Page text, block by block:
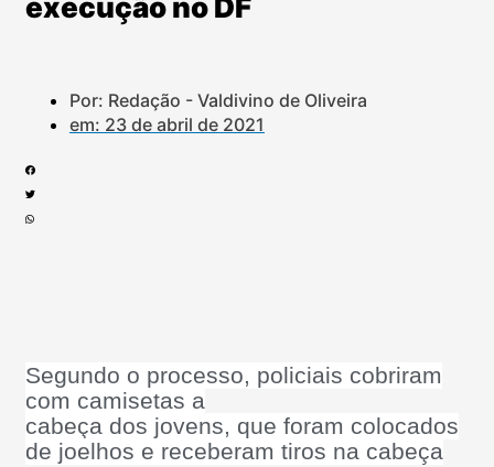
execução no DF
Por: Redação - Valdivino de Oliveira
em: 23 de abril de 2021
Segundo o processo, policiais cobriram
com camisetas a
cabeça dos jovens, que foram colocados
de joelhos e receberam tiros na cabeça